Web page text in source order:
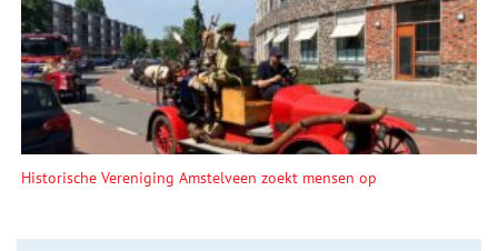
Historische Vereniging Amstelveen zoekt mensen op